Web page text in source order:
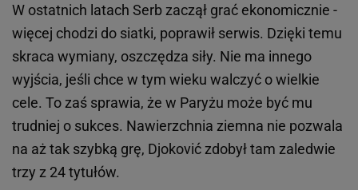
W ostatnich latach Serb zaczął grać ekonomicznie -
więcej chodzi do siatki, poprawił serwis. Dzięki temu
skraca wymiany, oszczędza siły. Nie ma innego
wyjścia, jeśli chce w tym wieku walczyć o wielkie
cele. To zaś sprawia, że w Paryżu może być mu
trudniej o sukces. Nawierzchnia ziemna nie pozwala
na aż tak szybką grę, Djoković zdobył tam zaledwie
trzy z 24 tytułów.